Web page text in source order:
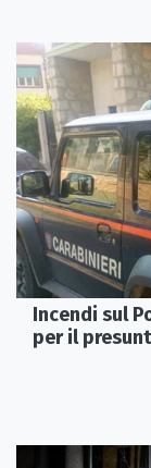
Incendi sul
per il